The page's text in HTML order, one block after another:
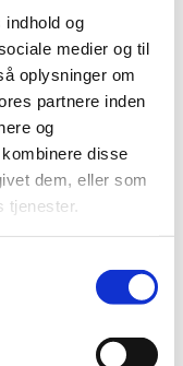
og
medier og til
oplysninger om
partnere inden
og
disse
dem, eller som
tjenester.
naturligvis velkommen